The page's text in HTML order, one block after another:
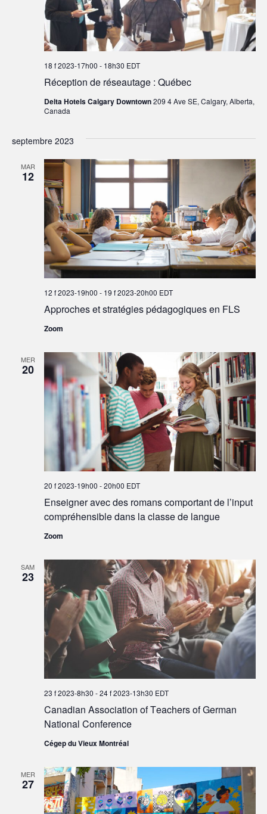
Réception de réseautage : Québec
18 f 2023-17h00 - 18h30 EDT
Delta Hotels Calgary Downtown209 4 Ave SE, Calgary, Alberta,
Canada
septembre 2023
MAR
12
Approches et stratégies pédagogiques en FLS
12 f 2023-19h00 - 19 f 2023-20h00 EDT
Zoom
MER
20
Enseigner avec des romans comportant de l’input
compréhensible dans la classe de langue
20 f 2023-19h00 -20h00 EDT
Zoom
SAM
23
Canadian Association of Teachers of German
National Conference
23 f 2023-8h30 -24 f 2023-13h30 EDT
Cégep du Vieux Montréal
MER
27